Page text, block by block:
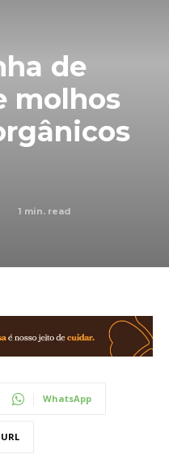
de
molhos
1 min. read
WhatsApp